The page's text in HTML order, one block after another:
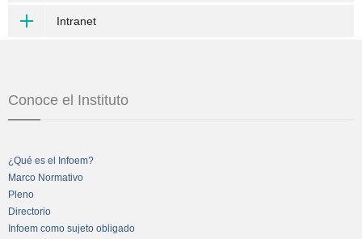
Intranet
Conoce el Instituto
¿Qué es el Infoem?
Marco Normativo
Pleno
Directorio
Infoem como sujeto obligado